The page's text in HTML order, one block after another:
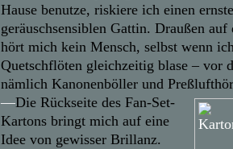
Hause benutze, riskiere ich einen
geräuschsensiblen Gattin. Draußen
hört mich kein Mensch, selbst wenn
Quetschflöten gleichzeitig blase – vor
nämlich Kanonenböller und
—Die Rückseite des Fan-Set-
Kartons bringt mich auf eine
Idee von gewisser Brillanz.